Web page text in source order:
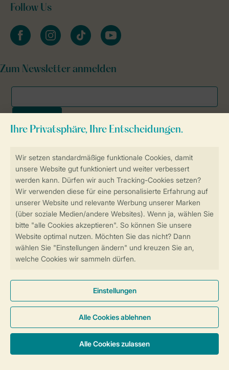
Sicherstellung Deiner Privatsphäre
Sicher und schnell zur Online-Buchung
SSL-Verschlüsselung
Sichere Datenübertragung
Sicheres Bezahlen
Follow Us
facebookinstagramtiktok youtube
Zum Newsletter anmelden
Allgemeine Bedingungen Impressum
Datenschutz